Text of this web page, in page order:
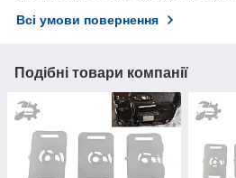
Всі умови повернення
Подібні товари компанії